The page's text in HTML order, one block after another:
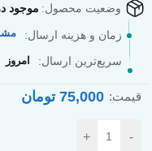
وضعیت محصول: موجود در
زمان و هزینه ارسال:
سریع‌ترین ارسال: امروز
قیمت: 75,000 تومان
-
+